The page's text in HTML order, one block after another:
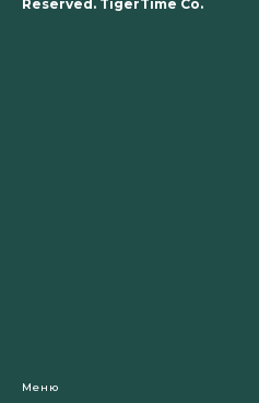
Reserved. TigerTime Co.
Меню